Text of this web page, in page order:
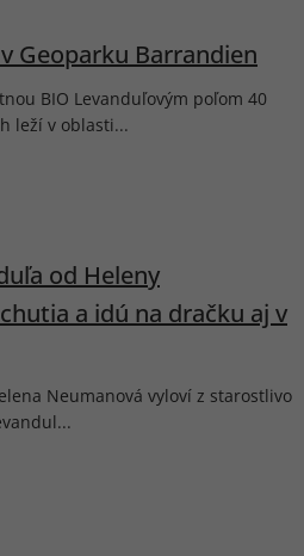
Geoparku Barrandien
BIO Levanduľovým poľom 40
leží v oblasti...
od Heleny
a idú na dračku aj v
Neumanová vyloví z starostlivo